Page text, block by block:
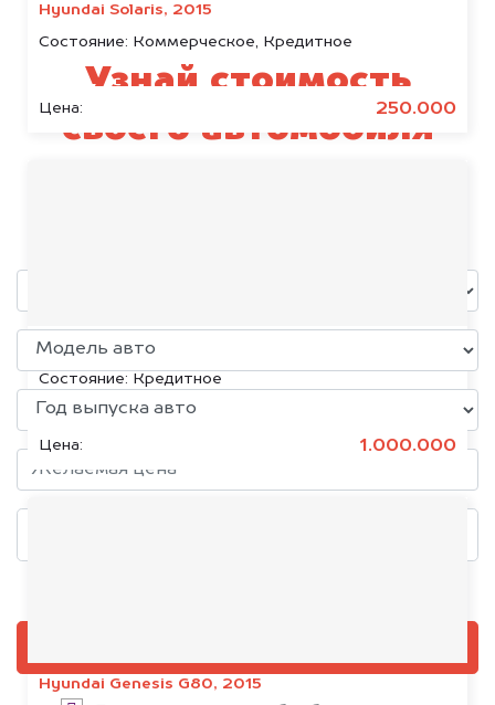
Hyundai Solaris, 2015
Состояние: Коммерческое, Кредитное
Цена: 250.000
KIA K5, 2020
Состояние: Кредитное
Цена: 1.000.000
Hyundai Genesis G80, 2015
Узнай стоимость
своего автомобиля